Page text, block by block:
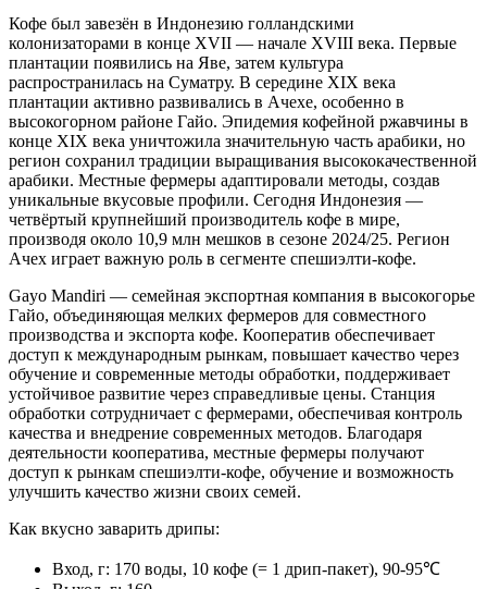
Кофе был завезён в Индонезию голландскими
колонизаторами в конце XVII — начале XVIII века. Первые
плантации появились на Яве, затем культура
распространилась на Суматру. В середине XIX века
плантации активно развивались в Ачехе, особенно в
высокогорном районе Гайо. Эпидемия кофейной ржавчины в
конце XIX века уничтожила значительную часть арабики, но
регион сохранил традиции выращивания высококачественной
арабики. Местные фермеры адаптировали методы, создав
уникальные вкусовые профили. Сегодня Индонезия —
четвёртый крупнейший производитель кофе в мире,
производя около 10,9 млн мешков в сезоне 2024/25. Регион
Ачех играет важную роль в сегменте спешиэлти-кофе.
Gayo Mandiri — семейная экспортная компания в высокогорье
Гайо, объединяющая мелких фермеров для совместного
производства и экспорта кофе. Кооператив обеспечивает
доступ к международным рынкам, повышает качество через
обучение и современные методы обработки, поддерживает
устойчивое развитие через справедливые цены. Станция
обработки сотрудничает с фермерами, обеспечивая контроль
качества и внедрение современных методов. Благодаря
деятельности кооператива, местные фермеры получают
доступ к рынкам спешиэлти-кофе, обучение и возможность
улучшить качество жизни своих семей.
Как вкусно заварить дрипы:
Вход, г: 170 воды, 10 кофе (= 1 дрип-пакет), 90-95℃